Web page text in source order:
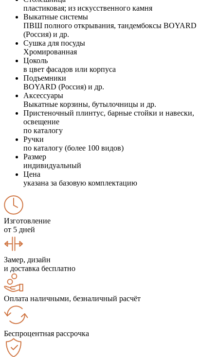
пластиковая; из искусственного камня
Выкатные системы
ПВШ полного открывания, тандембоксы BOYARD
(Россия) и др.
Сушка для посуды
Хромированная
Цоколь
в цвет фасадов или корпуса
Подъемники
BOYARD (Россия) и др.
Аксессуары
Выкатные корзины, бутылочницы и др.
Пристеночный плинтус, барные стойки и навески,
освещение
по каталогу
Ручки
по каталогу (более 100 видов)
Размер
индивидуальный
Цена
указана за базовую комплектацию
Изготовление
от 5 дней
Замер, дизайн
и доставка бесплатно
Оплата наличными, безналичный расчёт
Беспроцентная рассрочка